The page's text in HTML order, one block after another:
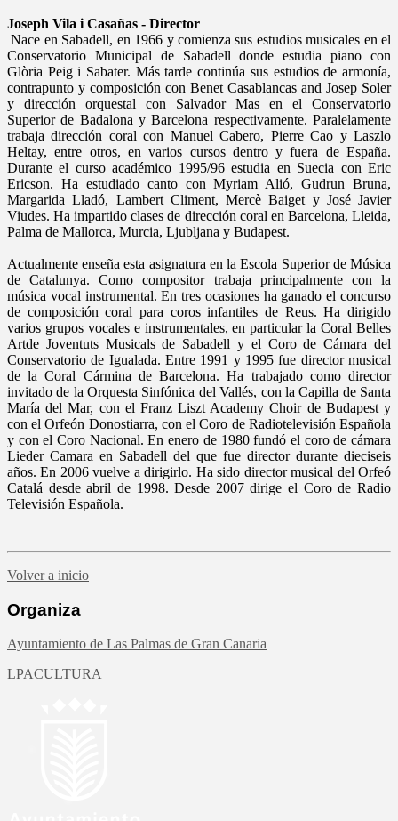
Joseph Vila i Casañas - Director
Nace en Sabadell, en 1966 y comienza sus estudios musicales en el
Conservatorio Municipal de Sabadell donde estudia piano con
Glòria Peig i Sabater. Más tarde continúa sus estudios de armonía,
contrapunto y composición con Benet Casablancas and Josep Soler
y dirección orquestal con Salvador Mas en el Conservatorio
Superior de Badalona y Barcelona respectivamente. Paralelamente
trabaja dirección coral con Manuel Cabero, Pierre Cao y Laszlo
Heltay, entre otros, en varios cursos dentro y fuera de España.
Durante el curso académico 1995/96 estudia en Suecia con Eric
Ericson. Ha estudiado canto con Myriam Alió, Gudrun Bruna,
Margarida Lladó, Lambert Climent, Mercè Baiget y José Javier
Viudes. Ha impartido clases de dirección coral en Barcelona, Lleida,
Palma de Mallorca, Murcia, Ljubljana y Budapest.
Actualmente enseña esta asignatura en la Escola Superior de Música
de Catalunya. Como compositor trabaja principalmente con la
música vocal instrumental. En tres ocasiones ha ganado el concurso
de composición coral para coros infantiles de Reus. Ha dirigido
varios grupos vocales e instrumentales, en particular la Coral Belles
Artde Joventuts Musicals de Sabadell y el Coro de Cámara del
Conservatorio de Igualada. Entre 1991 y 1995 fue director musical
de la Coral Cármina de Barcelona. Ha trabajado como director
invitado de la Orquesta Sinfónica del Vallés, con la Capilla de Santa
María del Mar, con el Franz Liszt Academy Choir de Budapest y
con el Orfeón Donostiarra, con el Coro de Radiotelevisión Española
y con el Coro Nacional. En enero de 1980 fundó el coro de cámara
Lieder Camara en Sabadell del que fue director durante dieciseis
años. En 2006 vuelve a dirigirlo. Ha sido director musical del Orfeó
Catalá desde abril de 1998. Desde 2007 dirige el Coro de Radio
Televisión Española.
Volver a inicio
Organiza
Ayuntamiento de Las Palmas de Gran Canaria
LPACULTURA